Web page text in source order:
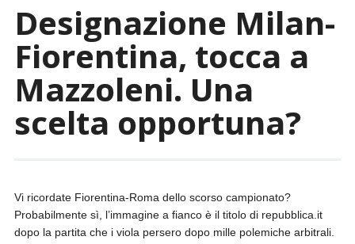
Designazione Milan-
Fiorentina, tocca a
Mazzoleni. Una
scelta opportuna?
Vi ricordate Fiorentina-Roma dello scorso campionato?
Probabilmente sì, l’immagine a fianco è il titolo di repubblica.it
dopo la partita che i viola persero dopo mille polemiche arbitrali.